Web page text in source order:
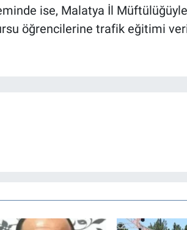
ise, Malatya İl Müftülüğüyle
öğrencilerine trafik eğitimi